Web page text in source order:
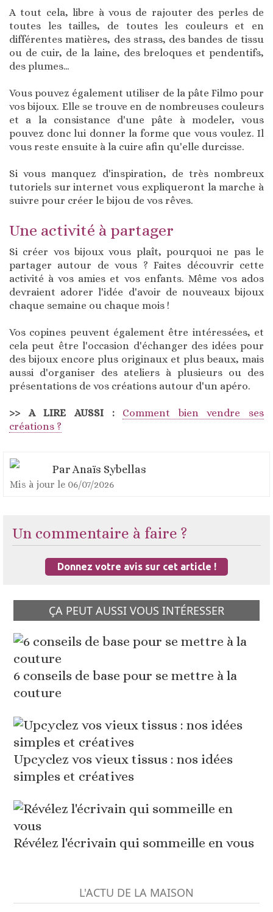
A tout cela, libre à vous de rajouter des perles de
toutes les tailles, de toutes les couleurs et en
différentes matières, des strass, des bandes de tissu
ou de cuir, de la laine, des breloques et pendentifs,
des plumes…
Vous pouvez également utiliser de la pâte Filmo pour
vos bijoux. Elle se trouve en de nombreuses couleurs
et a la consistance d'une pâte à modeler, vous
pouvez donc lui donner la forme que vous voulez. Il
vous reste ensuite à la cuire afin qu'elle durcisse.
Si vous manquez d'inspiration, de très nombreux
tutoriels sur internet vous expliqueront la marche à
suivre pour créer le bijou de vos rêves.
Une activité à partager
Si créer vos bijoux vous plaît, pourquoi ne pas le
partager autour de vous ? Faites découvrir cette
activité à vos amies et vos enfants. Même vos ados
devraient adorer l'idée d'avoir de nouveaux bijoux
chaque semaine ou chaque mois !
Vos copines peuvent également être intéressées, et
cela peut être l'occasion d'échanger des idées pour
des bijoux encore plus originaux et plus beaux, mais
aussi d'organiser des ateliers à plusieurs ou des
présentations de vos créations autour d'un apéro.
>> A LIRE AUSSI :
Comment bien vendre ses
créations ?
ParAnaïs Sybellas
Mis à jour le 06/07/2026
Un commentaire à faire ?
Donnez votre avis sur cet article !
ÇA PEUT AUSSI VOUS INTÉRESSER
6 conseils de base pour se mettre à la
couture
Upcyclez vos vieux tissus : nos idées
simples et créatives
Révélez l'écrivain qui sommeille en vous
L'ACTU DE LA MAISON